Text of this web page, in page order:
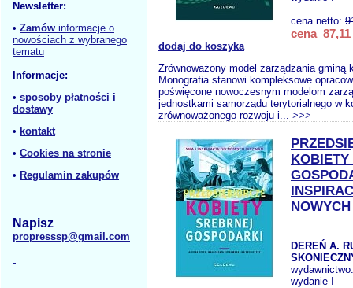
Newsletter:
• Zamów informacje o
nowościach z wybranego
tematu
Informacje:
• sposoby płatności i
dostawy
• kontakt
• Cookies na stronie
• Regulamin zakupów
Napisz
propresssp@gmail.com
cena netto:
cena 87,11
dodaj do koszyka
Zrównoważony model zarządzania gminą
Monografia stanowi kompleksowe
poświęcone nowoczesnym modelom
jednostkami samorządu terytorialnego w
zrównoważonego rozwoju i... >>>
KOBIETY
DEREŃ A.
wydanie I